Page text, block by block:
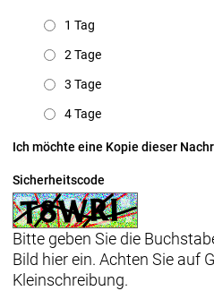
1 Tag
2 Tage
3 Tage
4 Tage
Ich möchte eine Kopie dieser
Sicherheitscode
Bitte geben Sie die
Bild hier ein. Achten Sie auf
Kleinschreibung.